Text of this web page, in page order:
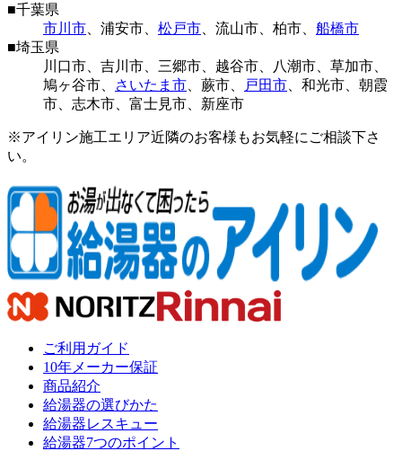
■千葉県
市川市
浦安市 松戸市 流山市 柏市
船橋市
■埼玉県
川口市
吉川市 三郷市 越谷市 八潮市 草加市
鳩ヶ谷市
さいたま市 蕨市 戸田市 和光市
朝霞
市
志木市 富士見市 新座市
※アイリン施工エリア近隣のお客様もお気軽にご相談下さ
い。
ご利用ガイド
10年メーカー保証
商品紹介
給湯器の選びかた
給湯器レスキュー
給湯器7つのポイント